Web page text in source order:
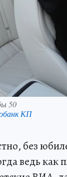
50
КП
без
ведь